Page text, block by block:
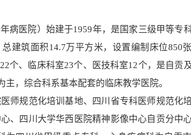
病医院）始建于1959年，是国家三级甲等专
建筑面积14.7万平方米，设置编制床位850
个、临床科室23个、医技科室12个，是自贡
，综合科系基本配套的临床教学医院。
师规范化培训基地、四川省专科医师规范化
、四川大学华西医院精神影像中心自贡分中